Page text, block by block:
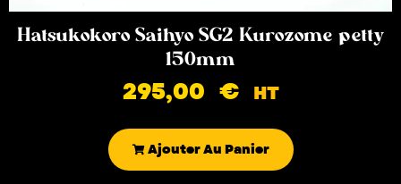
Hatsukokoro Saihyo SG2 Kurozome petty
150mm
295,00 € HT
Ajouter Au Panier